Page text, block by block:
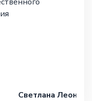
Светлана Леонова